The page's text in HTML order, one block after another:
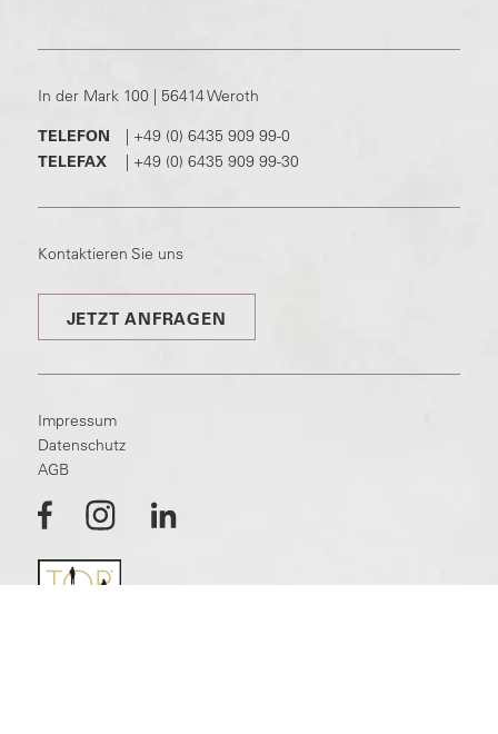
In der Mark 100 | 56414 Weroth
TELEFON
| +49 (0) 6435 909 99-0
TELEFAX
| +49 (0) 6435 909 99-30
Kontaktieren Sie uns
JETZT ANFRAGEN
Impressum
Datenschutz
AGB